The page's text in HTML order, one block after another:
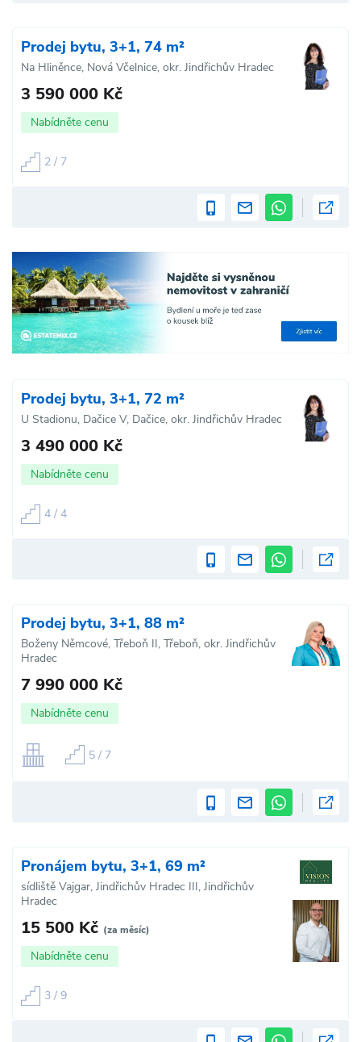
Prodej bytu, 3+1, 74 m²
Na Hliněnce, Nová Včelnice, okr. Jindřichův Hradec
3 590 000 Kč
Nabídněte cenu
2 / 7
Prodej bytu, 3+1, 72 m²
U Stadionu, Dačice V, Dačice, okr. Jindřichův Hradec
3 490 000 Kč
Nabídněte cenu
4 / 4
Prodej bytu, 3+1, 88 m²
Boženy Němcové, Třeboň II, Třeboň, okr. Jindřichův
Hradec
7 990 000 Kč
Nabídněte cenu
5 / 7
Pronájem bytu, 3+1, 69 m²
sídliště Vajgar, Jindřichův Hradec III, Jindřichův
Hradec
15 500 Kč (za měsíc)
Nabídněte cenu
3 / 9